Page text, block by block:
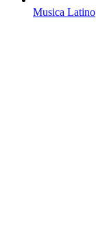
Musica Latino